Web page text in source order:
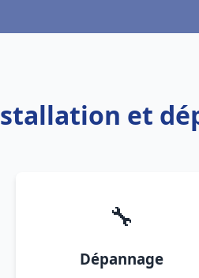
et
🔧
Dépannage